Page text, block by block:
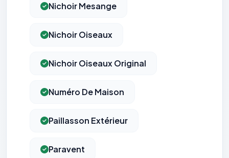
Nichoir Mesange
Nichoir Oiseaux
Nichoir Oiseaux Original
Numéro De Maison
Paillasson Extérieur
Paravent